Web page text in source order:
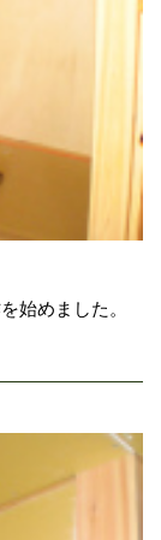
始めました。